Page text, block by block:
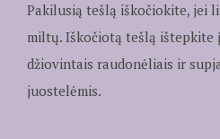
Pakilusią tešlą iškočiokite, jei
miltų. Iškočiotą tešlą ištepkite
džiovintais raudonėliais ir
juostelėmis.